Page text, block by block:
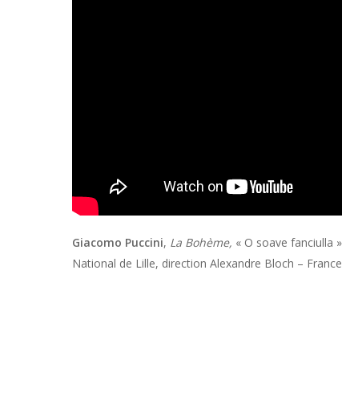
Giacomo Puccini, La Bohème, « O soave fanciulla
National de Lille, direction Alexandre Bloch –